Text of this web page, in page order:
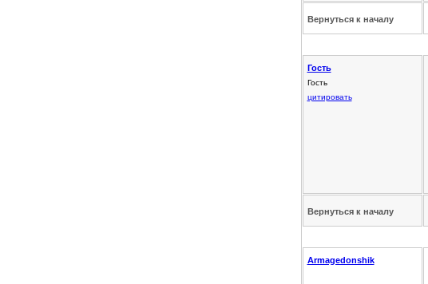
Вернуться к началу
Гость
Гость
цитировать
Вернуться к началу
Armagedonshik